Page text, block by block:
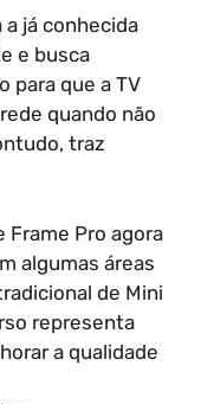
já conhecida
e busca
para que a TV
quando não
traz
Frame Pro agora
algumas áreas
de Mini
representa
a qualidade